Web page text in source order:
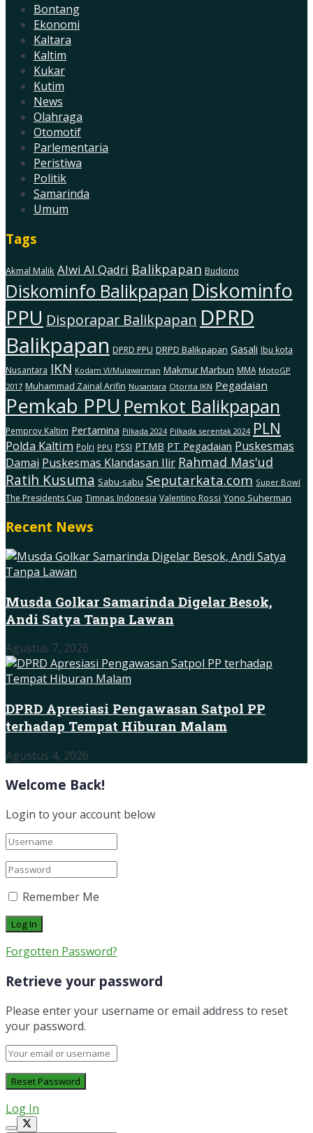
Bontang
Ekonomi
Kaltara
Kaltim
Kukar
Kutim
News
Olahraga
Otomotif
Parlementaria
Peristiwa
Politik
Samarinda
Umum
Tags
Akmal Malik Alwi Al Qadri Balikpapan Budiono
Diskominfo Balikpapan Diskominfo
PPU Disporapar Balikpapan DPRD
Balikpapan DPRD PPU DRPD Balikpapan Gasali Ibu kota
Nusantara IKN Kodam Vl/Mulawarman Makmur Marbun MMA MotoGP
2017 Muhammad Zainal Arifin Nusantara Otorita IKN Pegadaian
Pemkab PPU Pemkot Balikpapan
Pemprov Kaltim Pertamina Pilkada 2024 Pilkada serentak 2024 PLN
Polda Kaltim Polri PPU PSSI PTMB PT Pegadaian Puskesmas
Damai Puskesmas Klandasan Ilir Rahmad Mas'ud
Ratih Kusuma Sabu-sabu Seputarkata.com Super Bowl
The Presidents Cup Timnas Indonesia Valentino Rossi Yono Suherman
Recent News
Musda Golkar Samarinda Digelar Besok,
Andi Satya Tanpa Lawan
Agustus 7, 2026
DPRD Apresiasi Pengawasan Satpol PP
terhadap Tempat Hiburan Malam
Agustus 4, 2026
Welcome Back!
Login to your account below
Remember Me
Forgotten Password?
Retrieve your password
Please enter your username or email address to reset
your password.
Log In